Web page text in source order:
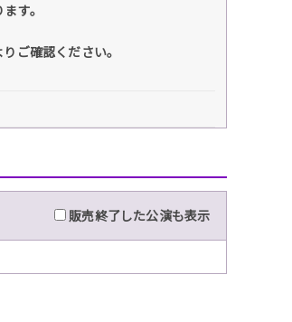
す。
ご確認ください。
販売終了した公演も表示